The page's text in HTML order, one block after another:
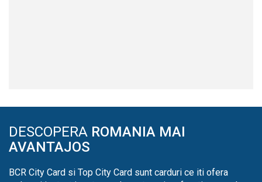
DESCOPERA ROMANIA MAI
AVANTAJOS
BCR City Card si Top City Card sunt carduri ce iti ofera